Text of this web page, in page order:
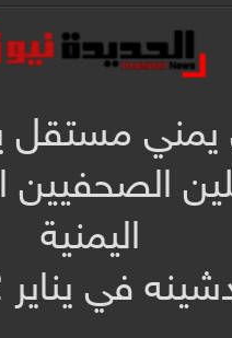
يمني مستقل
اليمنية
في يناير 2012 م